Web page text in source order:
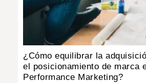
¿Cómo equilibrar la
el posicionamiento de marca
Performance Marketing?